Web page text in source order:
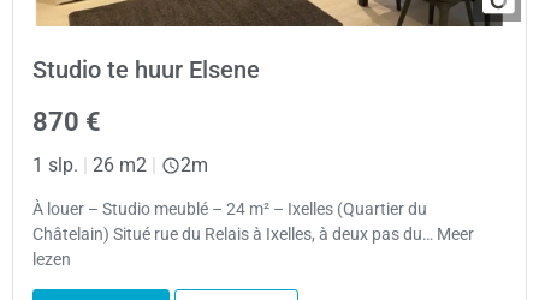
Studio te huur Elsene
870 €
1 slp. | 26 m2 | 2m
À louer – Studio meublé – 24 m² – Ixelles (Quartier du
Châtelain) Situé rue du Relais à Ixelles, à deux pas du… Meer
lezen